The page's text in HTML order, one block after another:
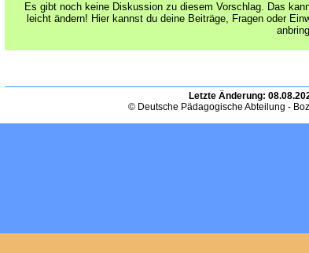
Es gibt noch keine Diskussion zu diesem Vorschlag. Das
leicht ändern! Hier kannst du deine Beiträge, Fragen oder
Letzte Änderung:
© Deutsche Pädagogische Abteilung -